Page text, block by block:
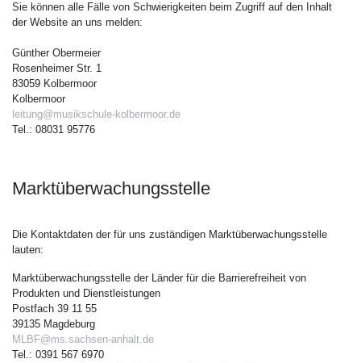
Sie können alle Fälle von Schwierigkeiten beim Zugriff auf den Inhalt
der Website an uns melden:
Günther Obermeier
Rosenheimer Str. 1
83059 Kolbermoor
Kolbermoor
leitung@musikschule-kolbermoor.de
Tel.: 08031 95776
Marktüberwachungsstelle
Die Kontaktdaten der für uns zuständigen Marktüberwachungsstelle
lauten:
Marktüberwachungsstelle der Länder für die Barrierefreiheit von
Produkten und Dienstleistungen
Postfach 39 11 55
39135 Magdeburg
MLBF@ms.sachsen-anhalt.de
Tel.: 0391 567 6970